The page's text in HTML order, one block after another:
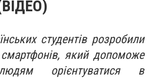
студентів розробили
який допоможе
орієнтуватися в